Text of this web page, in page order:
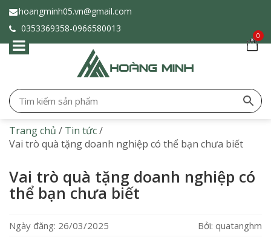
hoangminh05.vn@gmail.com
0353369358-0966580013
0
Trang chủ / Tin tức/
Vai trò quà tặng doanh nghiệp có thể bạn chưa biết
Vai trò quà tặng doanh nghiệp có
thể bạn chưa biết
Ngày đăng: 26/03/2025 Bởi: quatanghm